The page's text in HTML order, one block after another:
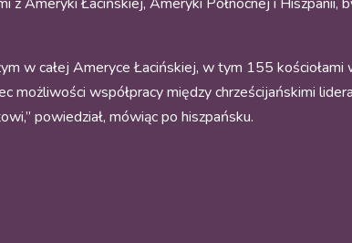
w całej Ameryce Łacińskiej, w tym 155
możliwości współpracy między chrześcijańskimi
powiedział, mówiąc po hiszpańsku.